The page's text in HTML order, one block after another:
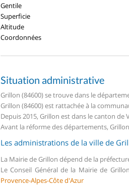
Gentile
Superficie
Altitude
Coordonnées
Situation administrative
Grillon (84600) se trouve dans le
Grillon (84600) est rattachée à la
Depuis 2015, Grillon est dans le canton
Avant la réforme des départements,
Les administrations de la ville de
La Mairie de Grillon dépend de la
Le Conseil Général de la Mairie de
Provence-Alpes-Côte d'Azur